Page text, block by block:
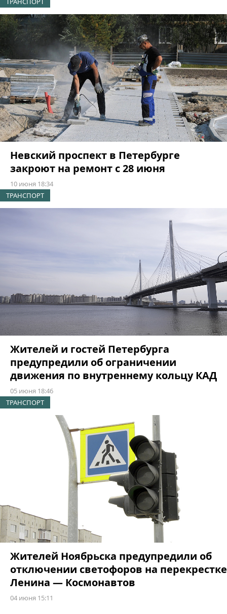
Невский проспект в Петербурге
закроют на ремонт с 28 июня
10 июня 18:34
ТРАНСПОРТ
Жителей и гостей Петербурга
предупредили об ограничении
движения по внутреннему кольцу КАД
05 июня 18:46
ТРАНСПОРТ
Жителей Ноябрьска предупредили об
отключении светофоров на перекрестке
Ленина — Космонавтов
04 июня 15:11